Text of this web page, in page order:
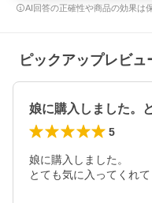
AI回答の正確性や商品の効果は
ピックアップレビュ
5
娘に購入しました。
とても気に入ってくれて